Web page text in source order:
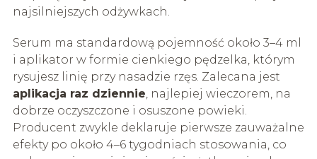
najsilniejszych odżywkach.
Serum ma standardową pojemność około 3–4 ml
i aplikator w formie cienkiego pędzelka, którym
rysujesz linię przy nasadzie rzęs. Zalecana jest
aplikacja raz dziennie , najlepiej wieczorem, na
dobrze oczyszczone i osuszone powieki.
Producent zwykle deklaruje pierwsze zauważalne
efekty po około 4–6 tygodniach stosowania, co